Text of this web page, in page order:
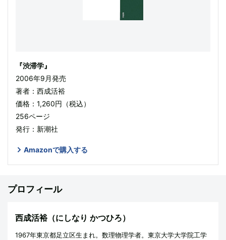
『渋滞学』
2006年9月発売
著者：西成活裕
価格：1,260円（税込）
256ページ
発行：新潮社
Amazonで購入する
プロフィール
西成活裕（にしなり かつひろ）
1967年東京都足立区生まれ。数理物理学者。東京大学大学院工学